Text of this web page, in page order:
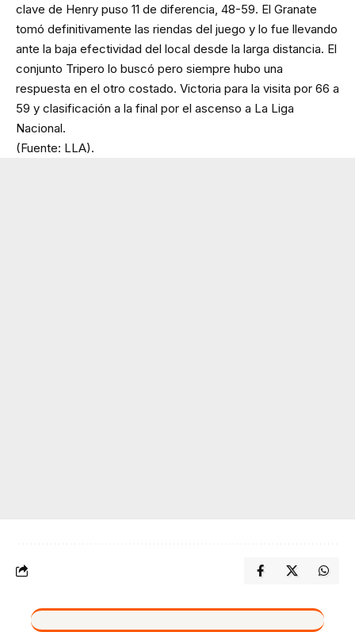
clave de Henry puso 11 de diferencia, 48-59. El Granate
tomó definitivamente las riendas del juego y lo fue llevando
ante la baja efectividad del local desde la larga distancia. El
conjunto Tripero lo buscó pero siempre hubo una
respuesta en el otro costado. Victoria para la visita por 66 a
59 y clasificación a la final por el ascenso a La Liga
Nacional.
(Fuente: LLA).